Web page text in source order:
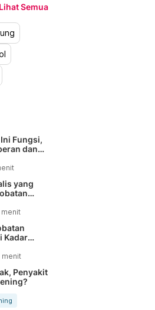
Lihat Semua
Fungsi,
dan
yang
menit
Kadar
menit
Penyakit